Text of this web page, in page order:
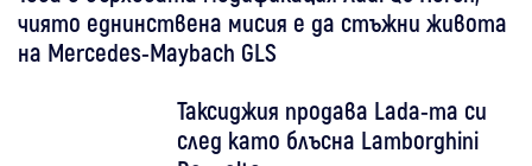
чиято еднинствена мисия е да стъжни живота
на Mercedes-Maybach GLS
Таксиджия продава Lada-та си
след като блъсна Lamborghini